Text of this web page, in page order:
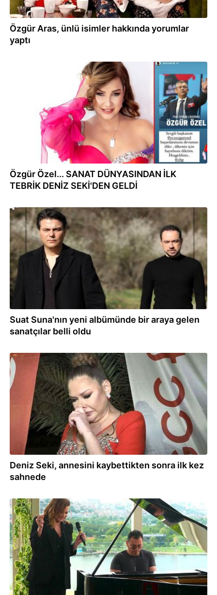
Özgür Aras, ünlü isimler hakkında yorumlar
yaptı
Özgür Özel... SANAT DÜNYASINDAN İLK
TEBRİK DENİZ SEKİ'DEN GELDİ
07.11.2023
Suat Suna'nın yeni albümünde bir araya gelen
sanatçılar belli oldu
04.11.2023
Deniz Seki, annesini kaybettikten sonra ilk kez
sahnede
19.10.2023